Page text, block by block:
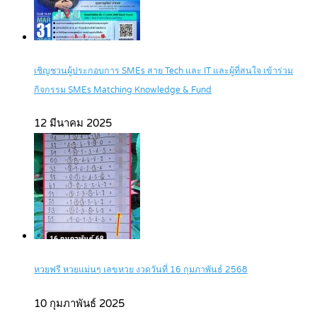
เชิญชวนผู้ประกอบการ SMEs สาย Tech และ IT และผู้ที่สนใจ เข้าร่วม
กิจกรรม SMEs Matching Knowledge & Fund
12 มีนาคม 2025
หวยฟรี หวยแม่นๆ เลขหวย งวดวันที่ 16 กุมภาพันธ์ 2568
10 กุมภาพันธ์ 2025